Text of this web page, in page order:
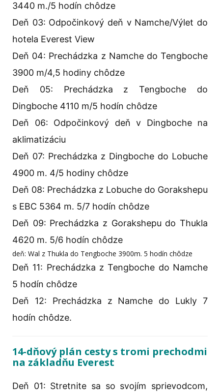
3440 m./5 hodín chôdze
Deň 03: Odpočinkový deň v Namche/Výlet do
hotela Everest View
Deň 04: Prechádzka z Namche do Tengboche
3900 m/4,5 hodiny chôdze
Deň 05: Prechádzka z Tengboche do
Dingboche 4110 m/5 hodín chôdze
Deň 06: Odpočinkový deň v Dingboche na
aklimatizáciu
Deň 07: Prechádzka z Dingboche do Lobuche
4900 m. 4/5 hodiny chôdze
Deň 08: Prechádzka z Lobuche do Gorakshepu
s EBC 5364 m. 5/7 hodín chôdze
Deň 09: Prechádzka z Gorakshepu do Thukla
4620 m. 5/6 hodín chôdze
deň: Wal z Thukla do Tengboche 3900m. 5 hodín chôdze
Deň 11: Prechádzka z Tengboche do Namche
5 hodín chôdze
Deň 12: Prechádzka z Namche do Lukly 7
hodín chôdze.
14-dňový plán cesty s tromi prechodmi
na základňu Everest
Deň 01: Stretnite sa so svojím sprievodcom,